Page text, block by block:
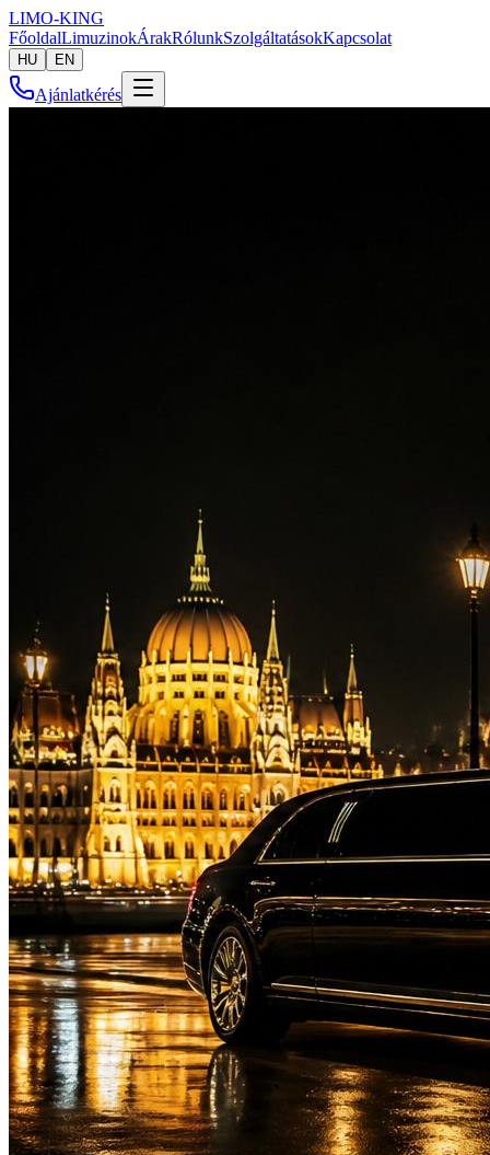
LIMO-KING
FőoldalLimuzinokÁrakRólunkSzolgáltatásokKapcsolat
HU EN
Ajánlatkérés